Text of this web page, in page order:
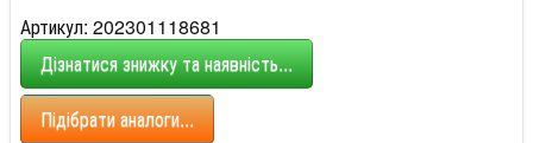
Артикул: 202301118681
Дізнатися знижку та наявність...
Підібрати аналоги...